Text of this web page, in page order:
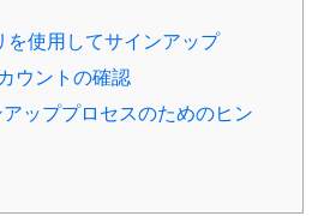
を使用してサインアップ
ウントの確認
ッププロセスのためのヒン